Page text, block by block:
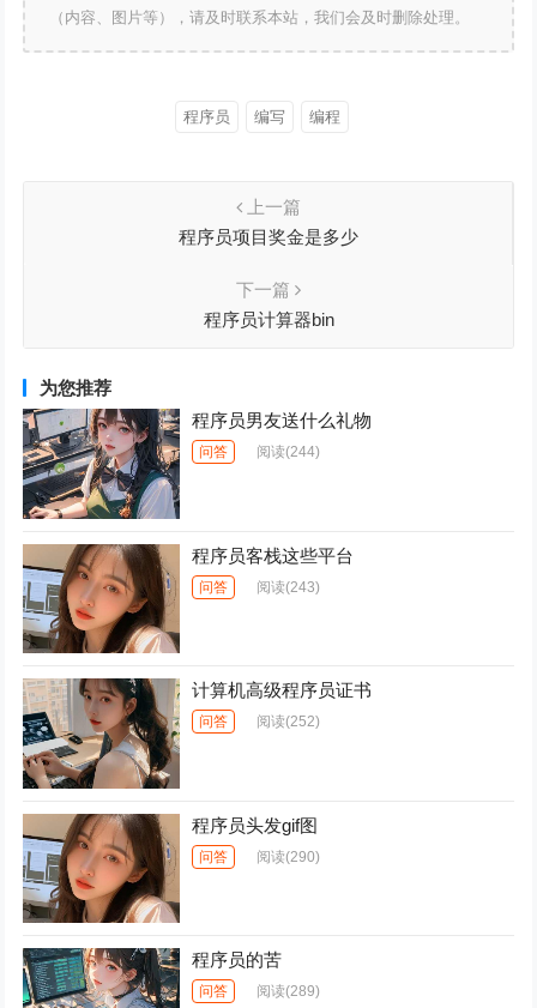
（内容、图片等），请及时联系本站，我们会及时删除处理。
程序员 编写 编程
上一篇
程序员项目奖金是多少
下一篇
程序员计算器bin
为您推荐
程序员男友送什么礼物
问答 阅读(244)
程序员客栈这些平台
问答 阅读(243)
计算机高级程序员证书
问答 阅读(252)
程序员头发gif图
问答 阅读(290)
程序员的苦
问答 阅读(289)